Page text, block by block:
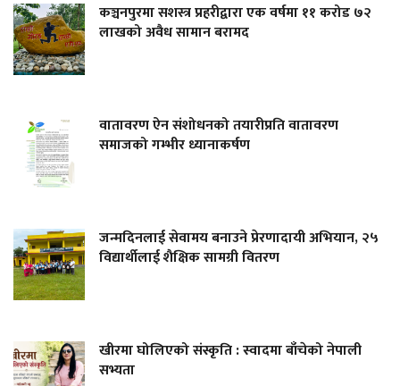
कञ्चनपुरमा सशस्त्र प्रहरीद्वारा एक वर्षमा ११ करोड ७२
लाखको अवैध सामान बरामद
वातावरण ऐन संशोधनको तयारीप्रति वातावरण
समाजको गम्भीर ध्यानाकर्षण
जन्मदिनलाई सेवामय बनाउने प्रेरणादायी अभियान, २५
विद्यार्थीलाई शैक्षिक सामग्री वितरण
खीरमा घोलिएको संस्कृति : स्वादमा बाँचेको नेपाली
सभ्यता